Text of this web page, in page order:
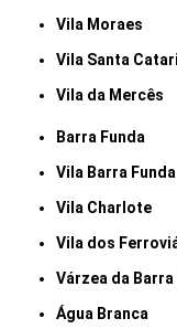
Vila Moraes
Vila Santa
Vila da Mercês
Barra Funda
Vila Barra Funda
Vila Charlote
Vila dos
Várzea da
Água Branca